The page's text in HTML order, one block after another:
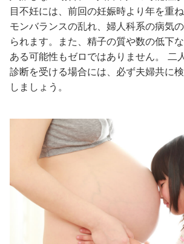
目不妊には、前回の妊娠時より年を重
モンバランスの乱れ、婦人科系の病気
られます。また、精子の質や数の低下
ある可能性もゼロではありません。 二
診断を受ける場合には、必ず夫婦共に
しましょう。